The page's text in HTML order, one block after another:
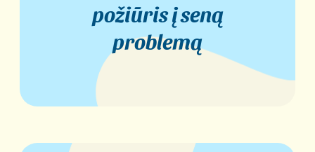
požiūris į seną
problemą